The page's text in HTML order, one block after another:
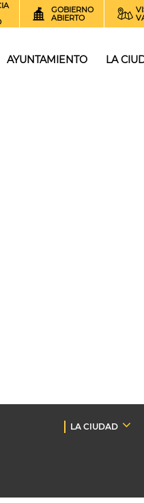
GOBIERNO
ABIERTO
AYUNTAMIENTO LA
LA CIUDAD